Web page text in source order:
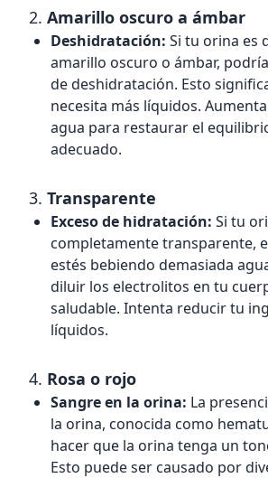
2. Amarillo oscuro a ámbar
Deshidratación: Si tu orina es
amarillo oscuro o ámbar,
de deshidratación. Esto
necesita más líquidos.
agua para restaurar el
adecuado.
3. Transparente
Exceso de hidratación: Si tu
completamente transparente,
estés bebiendo demasiada
diluir los electrolitos en tu
saludable. Intenta reducir tu
líquidos.
4. Rosa o rojo
Sangre en la orina: La
la orina, conocida como
hacer que la orina tenga un
Esto puede ser causado por